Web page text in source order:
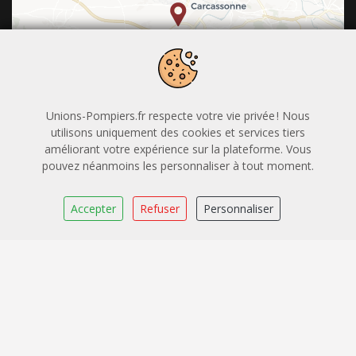
Leaflet
Union Départementale des Sapeurs-Pompiers de
l'Aude
BP 1009 Carcassonne
04.68.79.59.70
formationudspaude@gmail.com
Unions-Pompiers.fr respecte votre vie privée ! Nous
utilisons uniquement des cookies et services tiers
améliorant votre expérience sur la plateforme. Vous
pouvez néanmoins les personnaliser à tout moment.
Accepter Refuser Personnaliser